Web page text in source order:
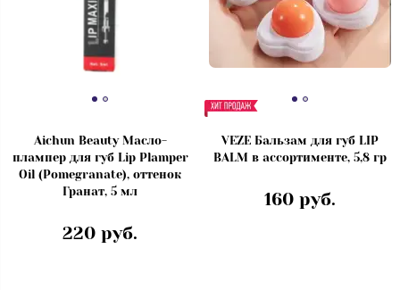
Aichun Beauty Масло-
плампер для губ Lip Plamper
Oil (Pomegranate), оттенок
Гранат, 5 мл
220 руб.
VEZE Бальзам для губ LIP
BALM в ассортименте, 5,8 гр
160 руб.